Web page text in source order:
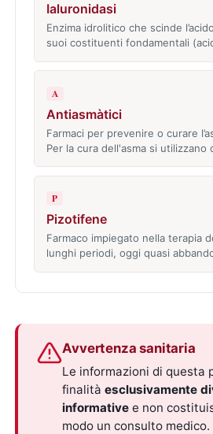
Ialuronidasi
Enzima idrolitico che scinde
suoi costituenti fondamentali
A
Antiasmàtici
Farmaci per prevenire o curare
Per la cura dell'asma si utilizzano
P
Pizotifene
Farmaco impiegato nella terapia
lunghi periodi, oggi quasi
Avvertenza sanitaria
Le informazioni di questa
finalitàesclusivamente
informative e non
modo un consulto medico.